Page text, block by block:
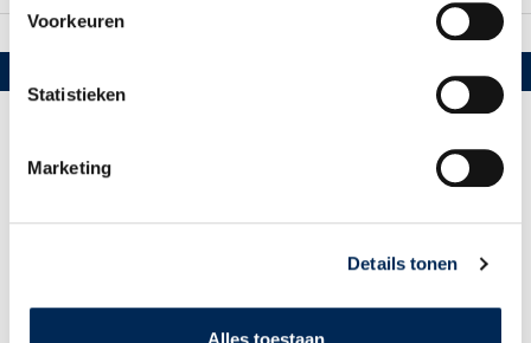
Voorkeuren
Statistieken
Marketing
Details tonen
Alles toestaan
SERVICES